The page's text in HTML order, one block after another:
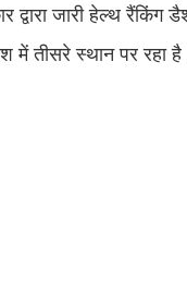
द्वारा जारी हेल्थ
में तीसरे स्थान पर